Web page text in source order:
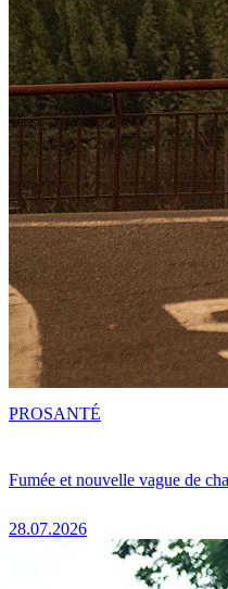
Fumée et nouvelle vague de
28.07.2026
PROSANTÉ